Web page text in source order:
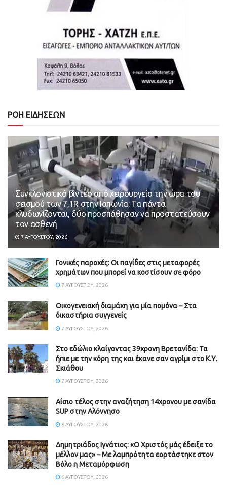
ΡΟΗ ΕΙΔΗΣΕΩΝ
Συγκλονιστικό βίντεο από χειρουργείο την ώρα του
σεισμού των 7,1R στην Ιαπωνία: Τα πάντα
κλυδωνίζονται, δύο προσπάθησαν να προστατεύσουν
τον ασθενή
7 ΑΥΓΟΎΣΤΟΥ, 2026
Γονικές παροχές: Οι παγίδες στις μεταφορές
χρημάτων που μπορεί να κοστίσουν σε φόρο
7 ΑΥΓΟΎΣΤΟΥ, 2026
Οικογενειακή διαμάχη για μία πομόνα – Στα
δικαστήρια συγγενείς
7 ΑΥΓΟΎΣΤΟΥ, 2026
Στο εδώλιο κλαίγοντας 39χρονη Βρετανίδα: Τα
ήπιε με την κόρη της και έκανε σαν αγρίμι στο Κ.Υ.
Σκιάθου
7 ΑΥΓΟΎΣΤΟΥ, 2026
Αίσιο τέλος στην αναζήτηση 14χρονου με σανίδα
SUP στην Αλόννησο
6 ΑΥΓΟΎΣΤΟΥ, 2026
Δημητριάδος Ιγνάτιος: «Ο Χριστός μάς έδειξε το
μέλλον μας» – Με λαμπρότητα εορτάστηκε στον
Βόλο η Μεταμόρφωση
6 ΑΥΓΟΎΣΤΟΥ, 2026